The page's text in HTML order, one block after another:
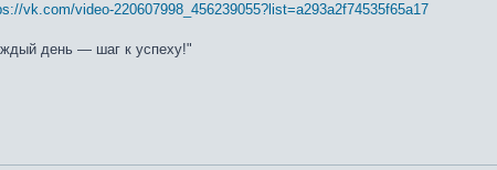
vk.com/video-220607998_456239055?list=a293a2f74535f65a17
день — шаг к успеху!"